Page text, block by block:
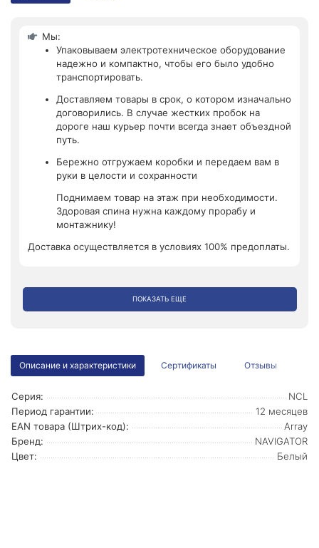
Мы:
Упаковываем электротехническое оборудование
надежно и компактно, чтобы его было удобно
транспортировать.
Доставляем товары в срок, о котором изначально
договорились. В случае жестких пробок на
дороге наш курьер почти всегда знает объездной
путь.
Бережно отгружаем коробки и передаем вам в
руки в целости и сохранности
Поднимаем товар на этаж при необходимости.
Здоровая спина нужна каждому прорабу и
монтажнику!
Доставка осуществляется в условиях 100% предоплаты.
ПОКАЗАТЬ ЕЩЕ
Описание и характеристики Сертификаты Отзывы
Серия:
NCL
Период гарантии:
12 месяцев
EAN товара (Штрих-код):
Array
Бренд:
NAVIGATOR
Цвет:
Белый